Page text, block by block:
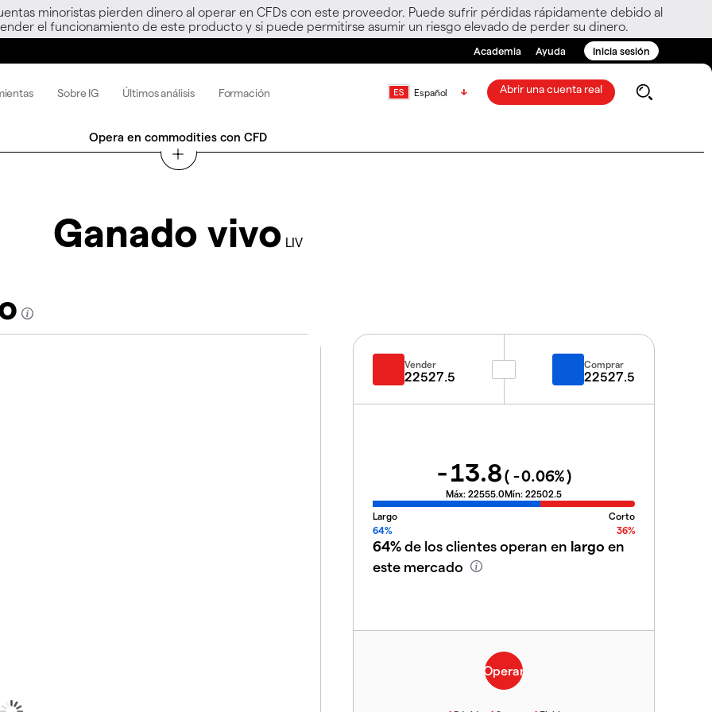
minoristas pierden dinero al operar en CFDs con este proveedor. Puede sufrir pérdidas rápidamente debido al
el funcionamiento de este producto y si puede permitirse asumir un riesgo elevado de perder su dinero.
Academia Ayuda Inicia sesión
Sobre IG Últimos análisis Formación Español Abrir una cuenta real
Opera en commodities con CFD
Ganado vivo LIV
Vender
22527.5
Comprar
22527.5
-13.8( -0.06%)
Máx: 22555.0Mín: 22502.5
Largo
Corto
64%
36%
64%de los clientes operan en largo en
este mercado